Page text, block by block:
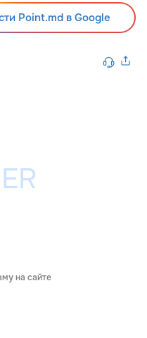
Point.md в Google
на сайте